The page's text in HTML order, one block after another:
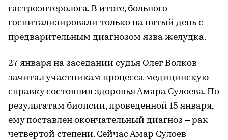
гастроэнтеролога. В итоге, больного
госпитализировали только на пятый день с
предварительным диагнозом язва желудка.
27 января на заседании судья Олег Волков
зачитал участникам процесса медицинскую
справку состояния здоровья Амара Сулоева. По
результатам биопсии, проведенной 15 января,
ему поставлен окончательный диагноз – рак
четвертой степени. Сейчас Амар Сулоев